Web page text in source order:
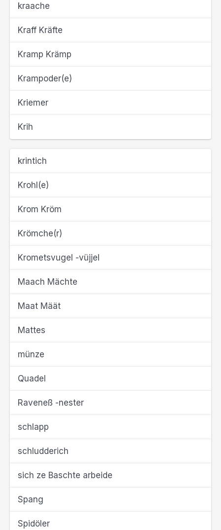
kraache
Kraff Kräfte
Kramp Krämp
Krampoder(e)
Kriemer
Krih
krintich
Krohl(e)
Krom Kröm
Krömche(r)
Krometsvugel -vüjjel
Maach Mächte
Maat Määt
Mattes
münze
Quadel
Raveneß -nester
schlapp
schludderich
sich ze Baschte arbeide
Spang
Spidöler